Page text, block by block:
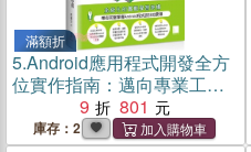
滿額折
5.Android應用程式開發全方
位實作指南：邁向專業工程
師的養成之路
9 801
庫存：2